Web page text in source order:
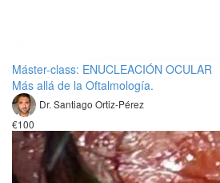
Máster-class: ENUCLEACIÓN OCULAR
Más allá de la Oftalmología.
Dr. Santiago Ortiz-Pérez
€100